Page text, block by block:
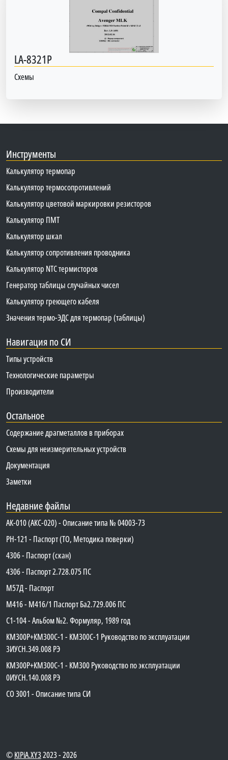
LA-8321P
Схемы
Инструменты
Калькулятор термопар
Калькулятор термосопротивлений
Калькулятор цветовой маркировки резисторов
Калькулятор ПМТ
Калькулятор шкал
Калькулятор сопротивления проводника
Калькулятор NTC термисторов
Генератор таблицы случайных чисел
Калькулятор греющего кабеля
Значения термо-ЭДС для термопар (таблицы)
Навигация по СИ
Типы устройств
Технологические параметры
Производители
Остальное
Содержание драгметаллов в приборах
Схемы для неизмерительных устройств
Документация
Заметки
Недавние файлы
АК-010 (АКС-020) - Описание типа № 04003-73
PH-121 - Паспорт (ТО, Методика поверки)
4306 - Паспорт (скан)
4306 - Паспорт 2.728.075 ПС
М57Д - Паспорт
М416 - М416/1 Паспорт Ба2.729.006 ПС
C1-104 - Альбом №2. Формуляр, 1989 год
КМ300Р+КМ300С-1 - КМ300C-1 Руководство по эксплуатации
3ИУСН.349.008 РЭ
КМ300Р+КМ300С-1 - КМ300 Руководство по эксплуатации
0ИУСН.140.008 РЭ
СО 3001 - Описание типа СИ
©KIPiA.XY32023 - 2026